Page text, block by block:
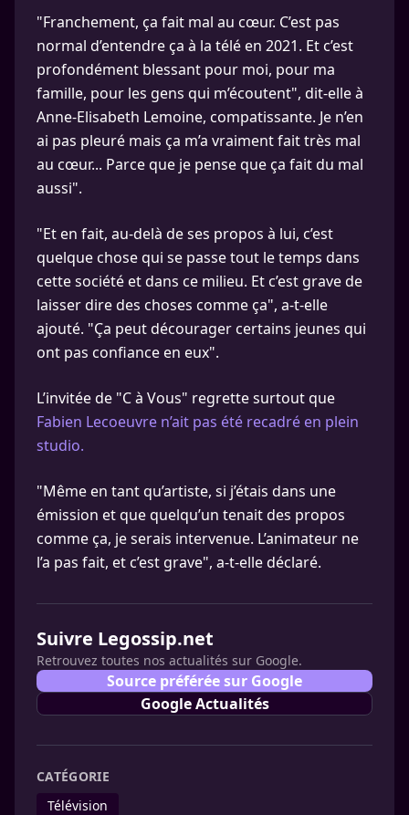
"Franchement, ça fait mal au cœur. C’est pas
normal d’entendre ça à la télé en 2021. Et c’est
profondément blessant pour moi, pour ma
famille, pour les gens qui m’écoutent", dit-elle à
Anne-Elisabeth Lemoine, compatissante. Je n’en
ai pas pleuré mais ça m’a vraiment fait très mal
au cœur... Parce que je pense que ça fait du mal
aussi".
"Et en fait, au-delà de ses propos à lui, c’est
quelque chose qui se passe tout le temps dans
cette société et dans ce milieu. Et c’est grave de
laisser dire des choses comme ça", a-t-elle
ajouté. "Ça peut décourager certains jeunes qui
ont pas confiance en eux".
L’invitée de "C à Vous" regrette surtout que
Fabien Lecoeuvre n’ait pas été recadré en plein
studio.
"Même en tant qu’artiste, si j’étais dans une
émission et que quelqu’un tenait des propos
comme ça, je serais intervenue. L’animateur ne
l’a pas fait, et c’est grave", a-t-elle déclaré.
Suivre Legossip.net
Retrouvez toutes nos actualités sur Google.
Source préférée sur Google
Google Actualités
CATÉGORIE
Télévision